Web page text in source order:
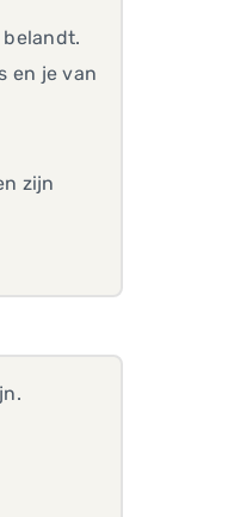
belandt.
en je van
zijn